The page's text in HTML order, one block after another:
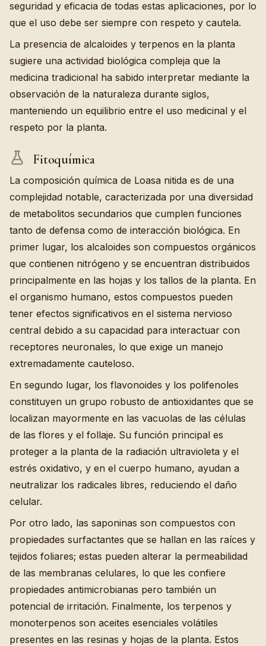
seguridad y eficacia de todas estas aplicaciones, por lo
que el uso debe ser siempre con respeto y cautela.
La presencia de alcaloides y terpenos en la planta
sugiere una actividad biológica compleja que la
medicina tradicional ha sabido interpretar mediante la
observación de la naturaleza durante siglos,
manteniendo un equilibrio entre el uso medicinal y el
respeto por la planta.
Fitoquímica
La composición química de Loasa nitida es de una
complejidad notable, caracterizada por una diversidad
de metabolitos secundarios que cumplen funciones
tanto de defensa como de interacción biológica. En
primer lugar, los alcaloides son compuestos orgánicos
que contienen nitrógeno y se encuentran distribuidos
principalmente en las hojas y los tallos de la planta. En
el organismo humano, estos compuestos pueden
tener efectos significativos en el sistema nervioso
central debido a su capacidad para interactuar con
receptores neuronales, lo que exige un manejo
extremadamente cauteloso.
En segundo lugar, los flavonoides y los polifenoles
constituyen un grupo robusto de antioxidantes que se
localizan mayormente en las vacuolas de las células
de las flores y el follaje. Su función principal es
proteger a la planta de la radiación ultravioleta y el
estrés oxidativo, y en el cuerpo humano, ayudan a
neutralizar los radicales libres, reduciendo el daño
celular.
Por otro lado, las saponinas son compuestos con
propiedades surfactantes que se hallan en las raíces y
tejidos foliares; estas pueden alterar la permeabilidad
de las membranas celulares, lo que les confiere
propiedades antimicrobianas pero también un
potencial de irritación. Finalmente, los terpenos y
monoterpenos son aceites esenciales volátiles
presentes en las resinas y hojas de la planta. Estos